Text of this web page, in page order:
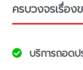
ครบวงจรเรื่อง
บริการถอดป